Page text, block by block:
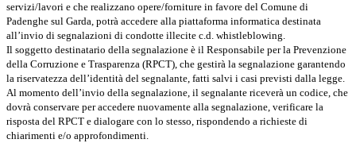
servizi/lavori e che realizzano opere/forniture in favore del Comune di
Padenghe sul Garda, potrà accedere alla piattaforma informatica destinata
all’invio di segnalazioni di condotte illecite c.d. whistleblowing.
Il soggetto destinatario della segnalazione è il Responsabile per la Prevenzione
della Corruzione e Trasparenza (RPCT), che gestirà la segnalazione garantendo
la riservatezza dell’identità del segnalante, fatti salvi i casi previsti dalla legge.
Al momento dell’invio della segnalazione, il segnalante riceverà un codice, che
dovrà conservare per accedere nuovamente alla segnalazione, verificare la
risposta del RPCT e dialogare con lo stesso, rispondendo a richieste di
chiarimenti e/o approfondimenti.